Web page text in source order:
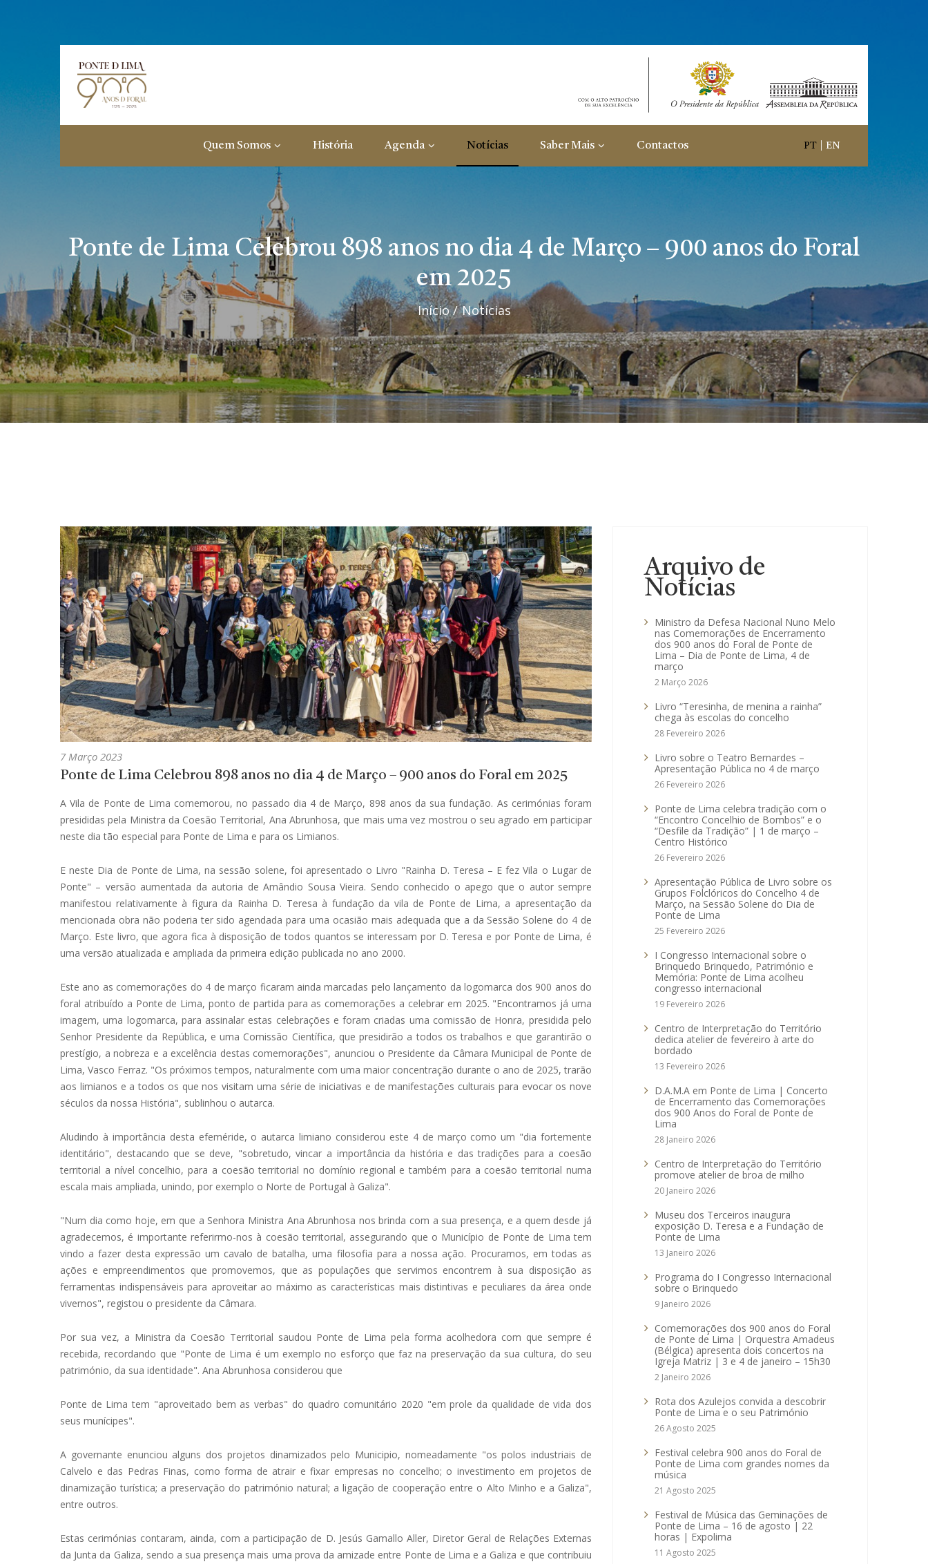
PT EN
Quem Somos História Agenda Notícias Saber Mais Contactos
Ponte de Lima Celebrou 898 anos no dia 4 de Março – 900 anos do Foral
em 2025
Início Notícias
7 Março 2023
Ponte de Lima Celebrou 898 anos no dia 4 de Março – 900 anos do Foral em 2025
A Vila de Ponte de Lima comemorou, no passado dia 4 de Março, 898 anos da sua fundação. As cerimónias foram
presididas pela Ministra da Coesão Territorial, Ana Abrunhosa, que mais uma vez mostrou o seu agrado em participar
neste dia tão especial para Ponte de Lima e para os Limianos.
E neste Dia de Ponte de Lima, na sessão solene, foi apresentado o Livro "Rainha D. Teresa – E fez Vila o Lugar de
Ponte" – versão aumentada da autoria de Amândio Sousa Vieira. Sendo conhecido o apego que o autor sempre
manifestou relativamente à figura da Rainha D. Teresa à fundação da vila de Ponte de Lima, a apresentação da
mencionada obra não poderia ter sido agendada para uma ocasião mais adequada que a da Sessão Solene do 4 de
Março. Este livro, que agora fica à disposição de todos quantos se interessam por D. Teresa e por Ponte de Lima, é
uma versão atualizada e ampliada da primeira edição publicada no ano 2000.
Este ano as comemorações do 4 de março ficaram ainda marcadas pelo lançamento da logomarca dos 900 anos do
foral atribuído a Ponte de Lima, ponto de partida para as comemorações a celebrar em 2025. "Encontramos já uma
imagem, uma logomarca, para assinalar estas celebrações e foram criadas uma comissão de Honra, presidida pelo
Senhor Presidente da República, e uma Comissão Científica, que presidirão a todos os trabalhos e que garantirão o
prestígio, a nobreza e a excelência destas comemorações", anunciou o Presidente da Câmara Municipal de Ponte de
Lima, Vasco Ferraz. "Os próximos tempos, naturalmente com uma maior concentração durante o ano de 2025, trarão
aos limianos e a todos os que nos visitam uma série de iniciativas e de manifestações culturais para evocar os nove
séculos da nossa História", sublinhou o autarca.
Aludindo à importância desta efeméride, o autarca limiano considerou este 4 de março como um "dia fortemente
identitário", destacando que se deve, "sobretudo, vincar a importância da história e das tradições para a coesão
territorial a nível concelhio, para a coesão territorial no domínio regional e também para a coesão territorial numa
escala mais ampliada, unindo, por exemplo o Norte de Portugal à Galiza".
"Num dia como hoje, em que a Senhora Ministra Ana Abrunhosa nos brinda com a sua presença, e a quem desde já
agradecemos, é importante referirmo-nos à coesão territorial, assegurando que o Município de Ponte de Lima tem
vindo a fazer desta expressão um cavalo de batalha, uma filosofia para a nossa ação. Procuramos, em todas as
ações e empreendimentos que promovemos, que as populações que servimos encontrem à sua disposição as
ferramentas indispensáveis para aproveitar ao máximo as características mais distintivas e peculiares da área onde
vivemos", registou o presidente da Câmara.
Por sua vez, a Ministra da Coesão Territorial saudou Ponte de Lima pela forma acolhedora com que sempre é
recebida, recordando que "Ponte de Lima é um exemplo no esforço que faz na preservação da sua cultura, do seu
património, da sua identidade". Ana Abrunhosa considerou que
Ponte de Lima tem "aproveitado bem as verbas" do quadro comunitário 2020 "em prole da qualidade de vida dos
seus munícipes".
A governante enunciou alguns dos projetos dinamizados pelo Municipio, nomeadamente "os polos industriais de
Calvelo e das Pedras Finas, como forma de atrair e fixar empresas no concelho; o investimento em projetos de
dinamização turística; a preservação do património natural; a ligação de cooperação entre o Alto Minho e a Galiza",
entre outros.
Estas cerimónias contaram, ainda, com a participação de D. Jesús Gamallo Aller, Diretor Geral de Relações Externas
da Junta da Galiza, sendo a sua presença mais uma prova da amizade entre Ponte de Lima e a Galiza e que contribuiu
Arquivo de
Notícias
Ministro da Defesa Nacional Nuno Melo
nas Comemorações de Encerramento
dos 900 anos do Foral de Ponte de
Lima – Dia de Ponte de Lima, 4 de
março
2 Março 2026
Livro “Teresinha, de menina a rainha”
chega às escolas do concelho
28 Fevereiro 2026
Livro sobre o Teatro Bernardes –
Apresentação Pública no 4 de março
26 Fevereiro 2026
Ponte de Lima celebra tradição com o
“Encontro Concelhio de Bombos” e o
“Desfile da Tradição” | 1 de março –
Centro Histórico
26 Fevereiro 2026
Apresentação Pública de Livro sobre os
Grupos Folclóricos do Concelho 4 de
Março, na Sessão Solene do Dia de
Ponte de Lima
25 Fevereiro 2026
I Congresso Internacional sobre o
Brinquedo Brinquedo, Património e
Memória: Ponte de Lima acolheu
congresso internacional
19 Fevereiro 2026
Centro de Interpretação do Território
dedica atelier de fevereiro à arte do
bordado
13 Fevereiro 2026
D.A.M.A em Ponte de Lima | Concerto
de Encerramento das Comemorações
dos 900 Anos do Foral de Ponte de
Lima
28 Janeiro 2026
Centro de Interpretação do Território
promove atelier de broa de milho
20 Janeiro 2026
Museu dos Terceiros inaugura
exposição D. Teresa e a Fundação de
Ponte de Lima
13 Janeiro 2026
Programa do I Congresso Internacional
sobre o Brinquedo
9 Janeiro 2026
Comemorações dos 900 anos do Foral
de Ponte de Lima | Orquestra Amadeus
(Bélgica) apresenta dois concertos na
Igreja Matriz | 3 e 4 de janeiro – 15h30
2 Janeiro 2026
Rota dos Azulejos convida a descobrir
Ponte de Lima e o seu Património
26 Agosto 2025
Festival celebra 900 anos do Foral de
Ponte de Lima com grandes nomes da
música
21 Agosto 2025
Festival de Música das Geminações de
Ponte de Lima – 16 de agosto | 22
horas | Expolima
11 Agosto 2025